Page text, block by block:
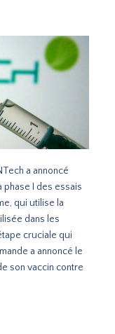
a annoncé
I des essais
qui utilise la
dans les
cruciale qui
a annoncé le
son vaccin contre